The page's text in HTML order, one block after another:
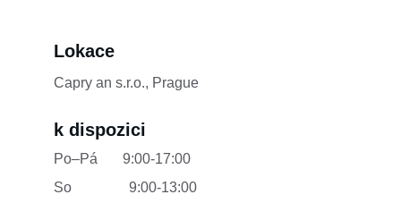
Lokace
Capry an s.r.o., Prague
k dispozici
Po–Pá       9:00-17:00
So                9:00-13:00